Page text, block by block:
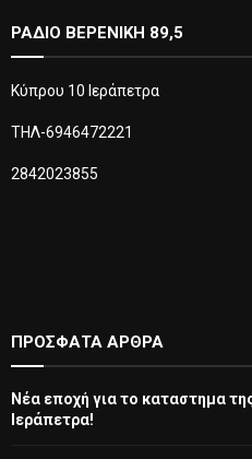
ΡΑΔΙΟ ΒΕΡΕΝΙΚΗ 89,5
Κύπρου 10 Ιεράπετρα
ΤΗΛ-6946472221
2842023855
ΠΡΌΣΦΑΤΑ ΆΡΘΡΑ
Νέα εποχή για το καταστημα
Ιεράπετρα!